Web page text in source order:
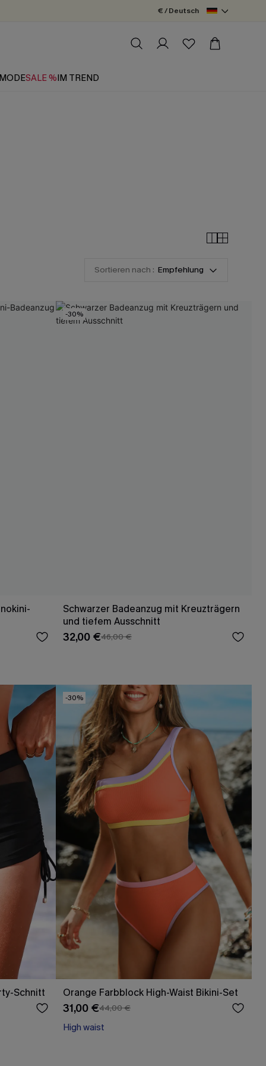
€ / Deutsch
SALE %IM TREND
Sortieren nach : Empfehlung
-30%
Schwarzer Badeanzug mit Kreuzträgern
und tiefem Ausschnitt
32,00 €46,00 €
Schnitt
-30%
Orange Farbblock High-Waist Bikini-Set
31,00 €44,00 €
High waist